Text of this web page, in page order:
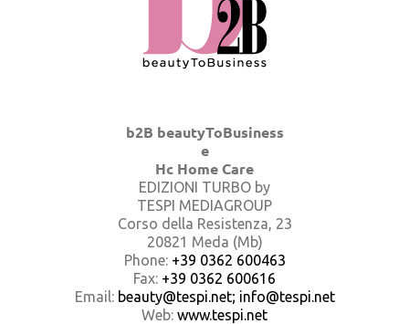
b2B beautyToBusiness
e
Hc Home Care
EDIZIONI TURBO by
TESPI MEDIAGROUP
Corso della Resistenza, 23
20821 Meda (Mb)
Phone: +39 0362 600463
Fax: +39 0362 600616
Email: beauty@tespi.net; info@tespi.net
Web: www.tespi.net